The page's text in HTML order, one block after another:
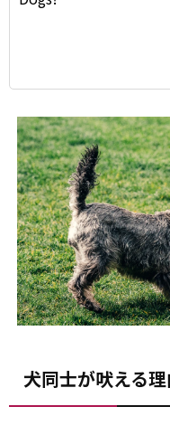
犬同士が吠える理